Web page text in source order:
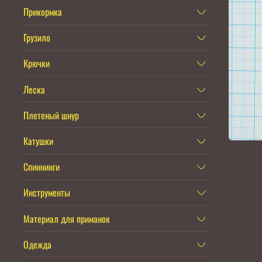
Прикормка
Грузило
Крючки
Леска
Плетеный шнур
Катушки
Спиннинги
Инструменты
Материал для приманок
Одежда